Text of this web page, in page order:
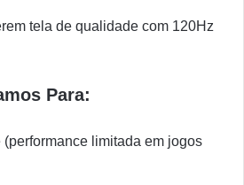
tela de qualidade com 120Hz
Para:
(performance limitada em jogos